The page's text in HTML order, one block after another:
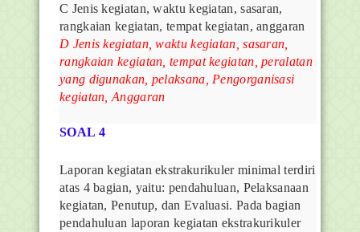
C Jenis kegiatan, waktu kegiatan, sasaran,
rangkaian kegiatan, tempat kegiatan, anggaran
D Jenis kegiatan, waktu kegiatan, sasaran,
rangkaian kegiatan, tempat kegiatan, peralatan
yang digunakan, pelaksana, Pengorganisasi
kegiatan, Anggaran
SOAL 4
Laporan kegiatan ekstrakurikuler minimal terdiri
atas 4 bagian, yaitu: pendahuluan, Pelaksanaan
kegiatan, Penutup, dan Evaluasi. Pada bagian
pendahuluan laporan kegiatan ekstrakurikuler